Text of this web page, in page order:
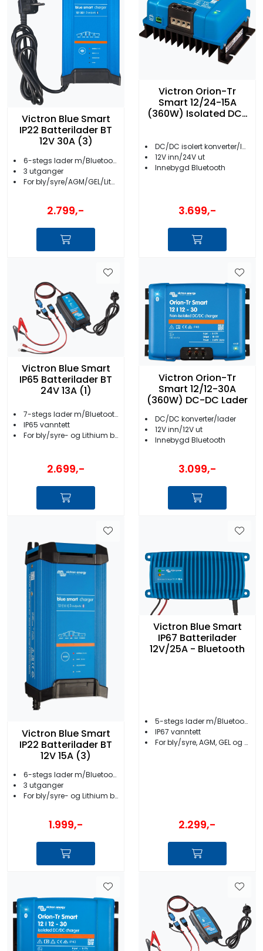
Victron Blue Smart
IP22 Batterilader BT
12V 30A (3)
6-stegs lader m/Bluetooth
3 utganger
For bly/syre/AGM/GEL/Lithium batterier
2.799,-
Victron Orion-Tr
Smart 12/24-15A
(360W) Isolated DC-
DC/DC isolert konverter/lader
12V inn/24V ut
Innebygd Bluetooth
3.699,-
Victron Blue Smart
IP65 Batterilader BT
24V 13A (1)
7-stegs lader m/Bluetooth
IP65 vanntett
For bly/syre- og Lithium batterier
2.699,-
Victron Orion-Tr
Smart 12/12-30A
(360W) DC-DC Lader
DC/DC konverter/lader
12V inn/12V ut
Innebygd Bluetooth
3.099,-
Victron Blue Smart
IP22 Batterilader BT
12V 15A (3)
6-stegs lader m/Bluetooth
3 utganger
For bly/syre- og Lithium batterier
1.999,-
Victron Blue Smart
IP67 Batterilader
12V/25A - Bluetooth
5-stegs lader m/Bluetooth
IP67 vanntett
For bly/syre, AGM, GEL og Lithium batterier
2.299,-